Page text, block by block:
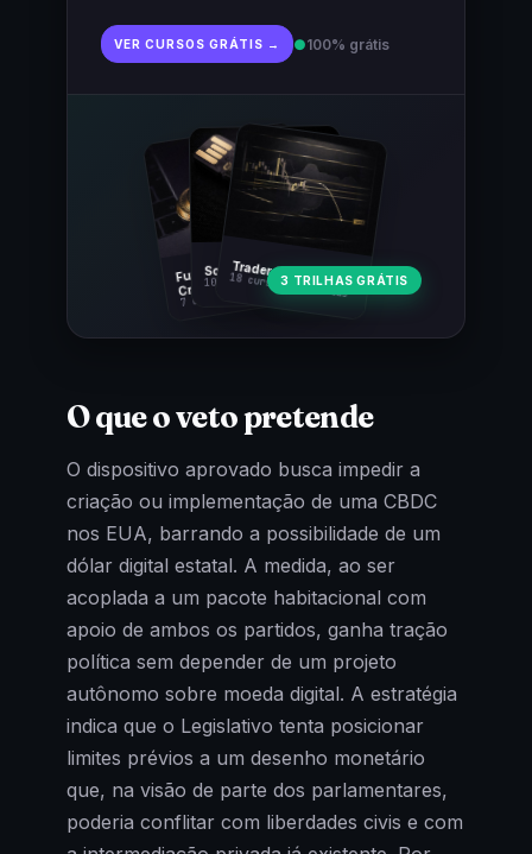
VER CURSOS GRÁTIS → ●100% grátis
Fundamentos
Cripto
7 cursos · 31 aulas
Trader Cripto
18 cursos · 80 aulas
Soberania Bitcoin
10 cursos · 44 aulas3 TRILHAS GRÁTIS
O que o veto pretende
O dispositivo aprovado busca impedir a
criação ou implementação de uma CBDC
nos EUA, barrando a possibilidade de um
dólar digital estatal. A medida, ao ser
acoplada a um pacote habitacional com
apoio de ambos os partidos, ganha tração
política sem depender de um projeto
autônomo sobre moeda digital. A estratégia
indica que o Legislativo tenta posicionar
limites prévios a um desenho monetário
que, na visão de parte dos parlamentares,
poderia conflitar com liberdades civis e com